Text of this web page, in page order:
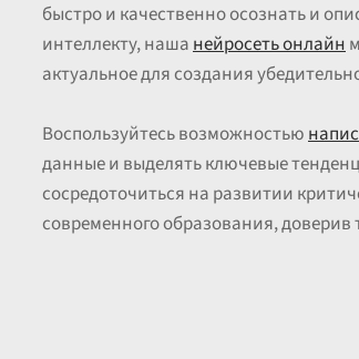
быстро и качественно осознать и
интеллекту, нашанейросеть онлайн
актуальное для создания
Воспользуйтесь возможностью
данные и выделять ключевые
сосредоточиться на развитии
современного образования,